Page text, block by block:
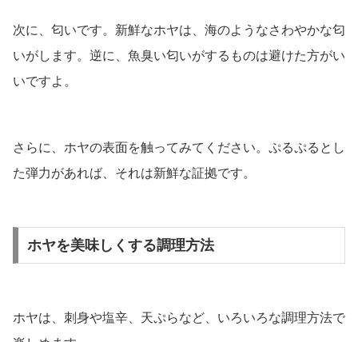
次に、匂いです。新鮮なホヤは、海のようなさわやかな匂
いがします。逆に、魚臭い匂いがするものは避けた方がい
いですよ。
さらに、ホヤの表面を触ってみてください。ぷるぷるとし
た弾力があれば、それは新鮮な証拠です。
ホヤを美味しくする調理方法
ホヤは、刺身や塩辛、天ぷらなど、いろいろな調理方法で